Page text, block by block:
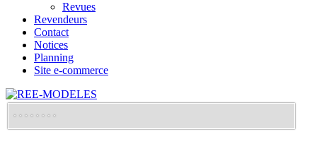
Revues
Revendeurs
Contact
Notices
Planning
Site e-commerce